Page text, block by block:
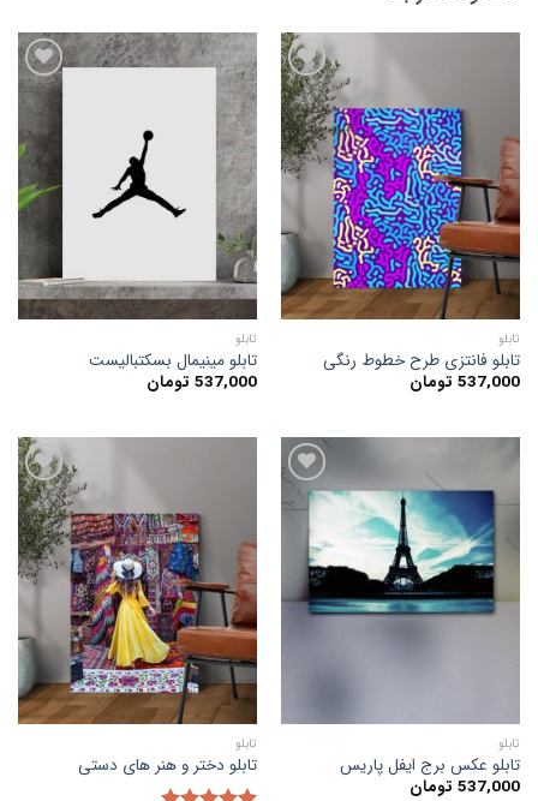
افزودن
به
علاقه
مندی
تابلو
تابلو فانتزی طرح خطوط رنگی
537,000 تومان
افزودن
به
علاقه
مندی
ها
تابلو
تابلو مینیمال بسکتبالیست
537,000 تومان
افزودن
به
علاقه
مندی
ها
تابلو
تابلو عکس برج ایفل پاریس
537,000 تومان
افزودن
به
علاقه
مندی
تابلو
تابلو دختر و هنر های دستی